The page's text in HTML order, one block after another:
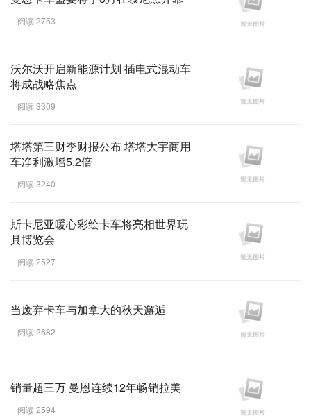
阅读 2753
沃尔沃开启新能源计划 插电式混动车
将成战略焦点
阅读 3309
塔塔第三财季财报公布 塔塔大宇商用
车净利激增5.2倍
阅读 3240
斯卡尼亚暖心彩绘卡车将亮相世界玩
具博览会
阅读 2527
当废弃卡车与加拿大的秋天邂逅
阅读 2682
销量超三万 曼恩连续12年畅销拉美
阅读 2594